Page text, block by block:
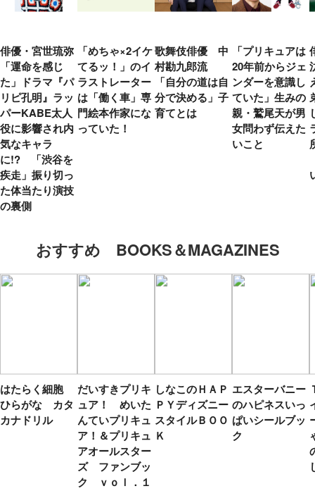
俳優・宮世琉弥
「運命を感じ
た」ドラマ『パ
リピ孔明』ラッ
パーKABE太人
役に影響され内
気なキャラ
に!? 「渋谷を
疾走」振り切っ
た体当たり演技
の裏側
「めちゃ×2イケ
てるッ！」のイ
ラストレーター
は「働く車」専
門絵本作家にな
っていた！
歌舞伎俳優 中
村勘九郎流
「自分の道は自
分で決める」子
育てとは
「プリキュアは
20年前からジェ
ンダーを意識し
ていた」生みの
親・鷲尾天が男
女問わず伝えた
いこと
おすすめ BOOKS＆MAGAZINES
はたらく細胞
ひらがな カタ
カナドリル
だいすきプリキ
ュア！ めいた
んていプリキュ
ア！＆プリキュ
アオールスター
ズ ファンブッ
ク ｖｏｌ．１
しなこのＨＡＰ
ＰＹディズニー
スタイルＢＯＯ
Ｋ
エスターバニー
のハピネスいっ
ぱいシールブッ
ク